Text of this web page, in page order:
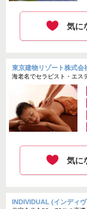
気に
東京建物リゾート株式会
海老名でセラピスト・エス
気に
INDIVIDUAL (インディ